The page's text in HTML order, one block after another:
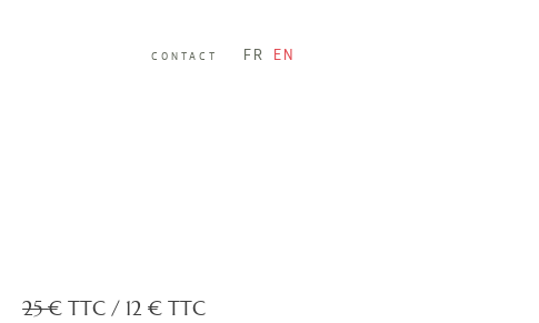
CONTACT FR EN
25€ TTC / 12 € TTC